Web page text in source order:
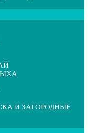
И ЗАГОРОДНЫЕ